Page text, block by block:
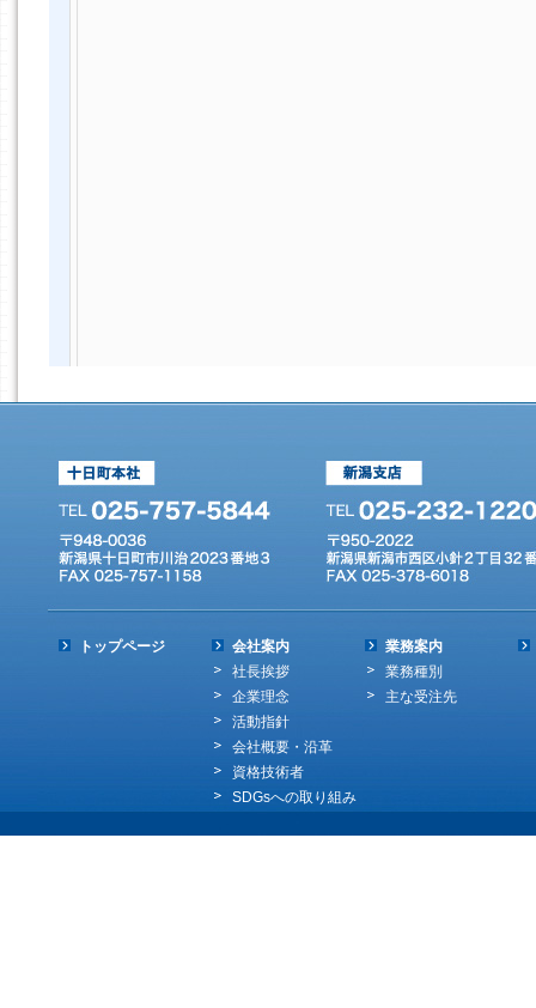
トップページ
会社案内
社長挨拶
企業理念
活動指針
会社概要・沿革
資格技術者
SDGsへの取り組み
業務案内
業務種別
主な受注先